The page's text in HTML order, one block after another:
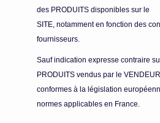
des PRODUITS disponibles sur le
SITE, notamment en fonction des
fournisseurs.
Sauf indication expresse contraire
PRODUITS vendus par le
conformes à la législation
normes applicables en France.